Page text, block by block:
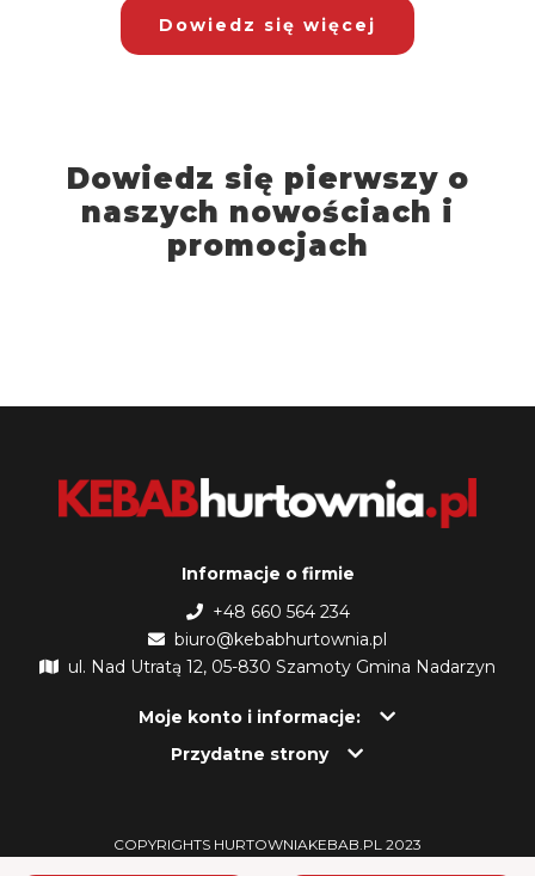
Dowiedz się więcej
Dowiedz się pierwszy o
naszych nowościach i
promocjach
Informacje o firmie
+48 660 564 234
biuro@kebabhurtownia.pl
ul. Nad Utratą 12, 05-830 Szamoty Gmina Nadarzyn
Moje konto i informacje:
Przydatne strony
COPYRIGHTS HURTOWNIAKEBAB.PL 2023